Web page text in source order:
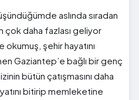
aslında sıradan
çok daha fazlası geliyor
okumuş, şehir hayatını
Gaziantep’e bağlı bir genç
bütün çatışmasını daha
bitirip memleketine